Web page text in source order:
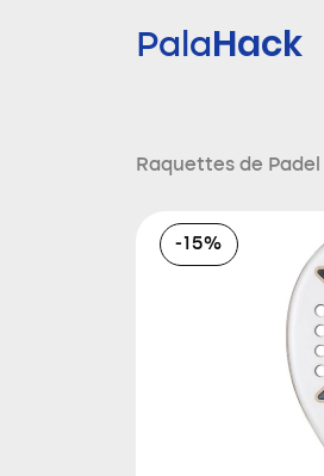
PalaHack
Raquettes de Padel
-15%